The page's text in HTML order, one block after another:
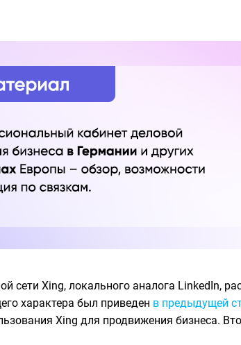
сети Xing, локального аналога LinkedIn,
характера был приведен в предыдущей
Xing для продвижения бизнеса.